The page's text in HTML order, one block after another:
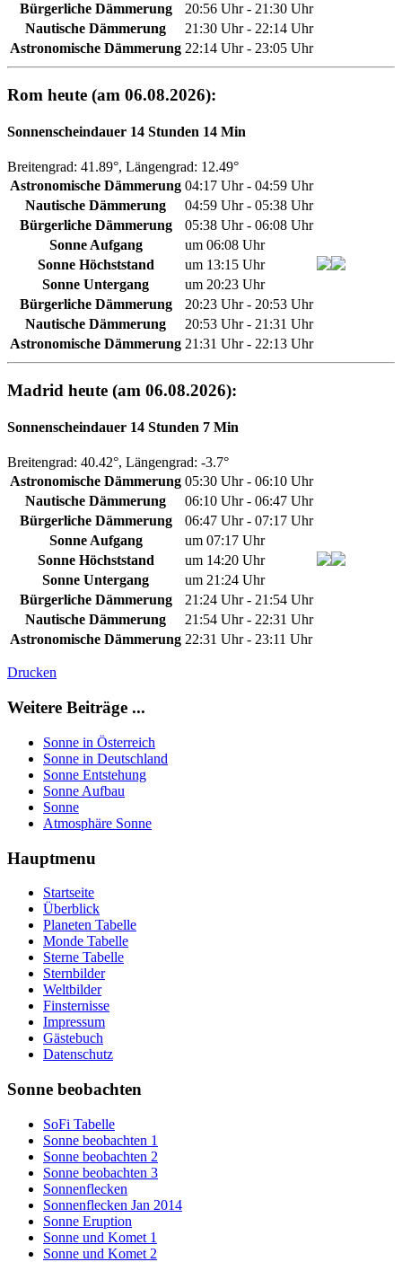
Bürgerliche Dämmerung
20:56 Uhr - 21:30 Uhr
Nautische Dämmerung
21:30 Uhr - 22:14 Uhr
Astronomische Dämmerung 22:14 Uhr - 23:05 Uhr
Rom heute (am 06.08.2026):
Sonnenscheindauer 14 Stunden 14 Min
Breitengrad: 41.89°, Längengrad: 12.49°
Astronomische Dämmerung 04:17 Uhr - 04:59 Uhr
Nautische Dämmerung
04:59 Uhr - 05:38 Uhr
Bürgerliche Dämmerung
05:38 Uhr - 06:08 Uhr
Sonne Aufgang
um 06:08 Uhr
Sonne Höchststand
um 13:15 Uhr
Sonne Untergang
um 20:23 Uhr
Bürgerliche Dämmerung
20:23 Uhr - 20:53 Uhr
Nautische Dämmerung
20:53 Uhr - 21:31 Uhr
Astronomische Dämmerung 21:31 Uhr - 22:13 Uhr
Madrid heute (am 06.08.2026):
Sonnenscheindauer 14 Stunden 7 Min
Breitengrad: 40.42°, Längengrad: -3.7°
Astronomische Dämmerung 05:30 Uhr - 06:10 Uhr
Nautische Dämmerung
06:10 Uhr - 06:47 Uhr
Bürgerliche Dämmerung
06:47 Uhr - 07:17 Uhr
Sonne Aufgang
um 07:17 Uhr
Sonne Höchststand
um 14:20 Uhr
Sonne Untergang
um 21:24 Uhr
Bürgerliche Dämmerung
21:24 Uhr - 21:54 Uhr
Nautische Dämmerung
21:54 Uhr - 22:31 Uhr
Astronomische Dämmerung 22:31 Uhr - 23:11 Uhr
Drucken
Weitere Beiträge ...
Sonne in Österreich
Sonne in Deutschland
Sonne Entstehung
Sonne Aufbau
Sonne
Atmosphäre Sonne
Hauptmenu
Startseite
Überblick
Planeten Tabelle
Monde Tabelle
Sterne Tabelle
Sternbilder
Weltbilder
Finsternisse
Impressum
Gästebuch
Datenschutz
Sonne beobachten
SoFi Tabelle
Sonne beobachten 1
Sonne beobachten 2
Sonne beobachten 3
Sonnenflecken
Sonnenflecken Jan 2014
Sonne Eruption
Sonne und Komet 1
Sonne und Komet 2